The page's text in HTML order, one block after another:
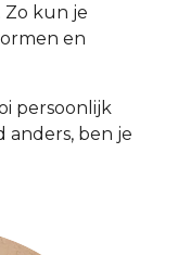
Zo kun je
en
persoonlijk
anders, ben je